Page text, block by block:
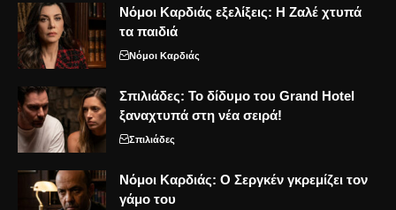
Νόμοι Καρδιάς εξελίξεις: Η Ζαλέ χτυπά
τα παιδιά
Νόμοι Καρδιάς
Σπιλιάδες: Το δίδυμο του Grand Hotel
ξαναχτυπά στη νέα σειρά!
Σπιλιάδες
Νόμοι Καρδιάς: Ο Σεργκέν γκρεμίζει τον
γάμο του